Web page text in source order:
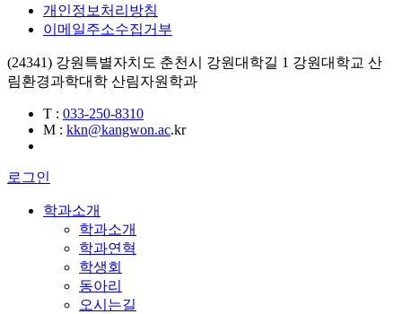
개인정보처리방침
이메일주소수집거부
(24341) 강원특별자치도 춘천시 강원대학길 1 강원대학교 산
림환경과학대학 산림자원학과
T : 033-250-8310
M : kkn@kangwon.ac.kr
로그인
학과소개
학과소개
학과연혁
학생회
동아리
오시는길